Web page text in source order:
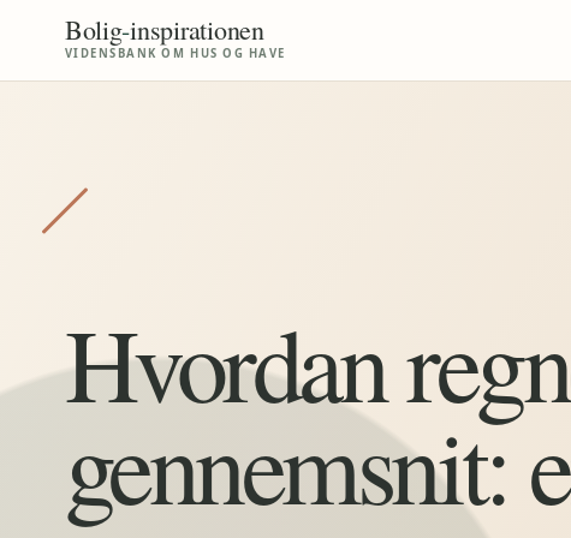
Bolig-inspirationen
VIDENSBANK OM HUS OG HAVE
Hvordan
gennemsnit: